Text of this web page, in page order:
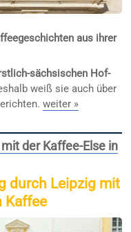
aus ihrer
sächsischen Hof-
weiß sie auch über
weiter »
der Kaffee-Else in
durch Leipzig mit
Kaffee